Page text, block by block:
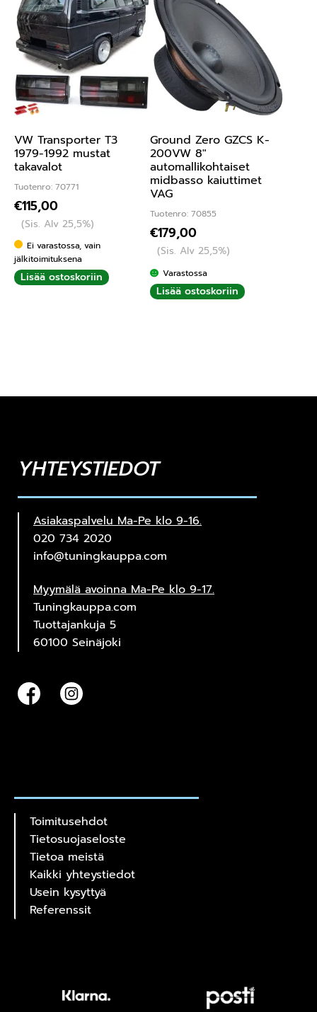
VW Transporter T3
1979-1992 mustat
takavalot
Tuotenro: 70771
€115,00
(Sis. Alv 25,5%)
Ei varastossa, vain
jälkitoimituksena
Lisää ostoskoriin
Ground Zero GZCS K-
200VW 8″
automallikohtaiset
midbasso kaiuttimet
VAG
Tuotenro: 70855
€179,00
(Sis. Alv 25,5%)
Varastossa
Lisää ostoskoriin
YHTEYSTIEDOT
Asiakaspalvelu Ma-Pe klo 9-16.
020 734 2020
info@tuningkauppa.com
Myymälä avoinna Ma-Pe klo 9-17.
Tuningkauppa.com
Tuottajankuja 5
60100 Seinäjoki
Toimitusehdot
Tietosuojaseloste
Tietoa meistä
Kaikki yhteystiedot
Usein kysyttyä
Referenssit